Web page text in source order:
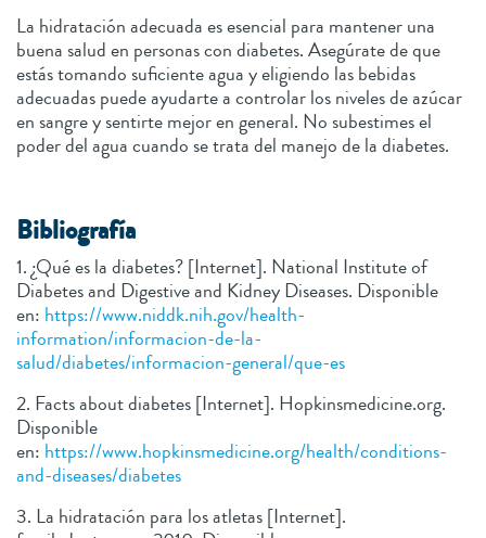
La hidratación adecuada es esencial para mantener una
buena salud en personas con diabetes. Asegúrate de que
estás tomando suficiente agua y eligiendo las bebidas
adecuadas puede ayudarte a controlar los niveles de azúcar
en sangre y sentirte mejor en general. No subestimes el
poder del agua cuando se trata del manejo de la diabetes.
Bibliografía
1. ¿Qué es la diabetes? [Internet]. National Institute of
Diabetes and Digestive and Kidney Diseases. Disponible
en: https://www.niddk.nih.gov/health-
information/informacion-de-la-
salud/diabetes/informacion-general/que-es
2. Facts about diabetes [Internet]. Hopkinsmedicine.org.
Disponible
en: https://www.hopkinsmedicine.org/health/conditions-
and-diseases/diabetes
3. La hidratación para los atletas [Internet].